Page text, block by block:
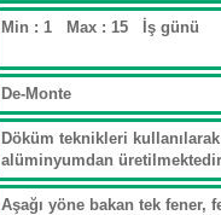
Min : 1 Max : 15 İş günü
De-Monte
Döküm teknikleri kullanılarak
alüminyumdan
Aşağı yöne bakan tek fener,